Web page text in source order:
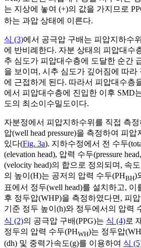
는 지상에 놓여 (+)의 값을 가지므로
하는 과압 상태에 이른다.
식 (3)에서 공극압 구배는 피압지하수
에 반비례한다. 자분 상태의 피압대수
추 심도가 피압대수층에 도달한 순간
을 보이며, 시추 심도가 깊어짐에 따라
에 근접하게 된다. 따라서 피압대수층
에서 피압대수층에 진입한 이후 SMD
도의 최소이수밀도이다.
자분정에서 피압지하수위를 직접 측
압(well head pressure)을 측정하여 피
있다(Fig. 3a). 지하수정에서 전 수두
(elevation head), 압력 수두(pressure
(velocity head)의 합으로 정의되며, 속
의 높이(H)는 공저의 압력 수두(PHBH)
표에서 정두(well head)를 설치하고,
후 정두압(WHP)을 측정하였다면, 피
기준 정두 높이(h)와 정두에서의 압력
식 (2)의 공극압 구배(PPG)는 식 (4)로
정두의 압력 수두(PHWH)는 정두압
(dh) 및 중력가속도(g)를 이용하여 식